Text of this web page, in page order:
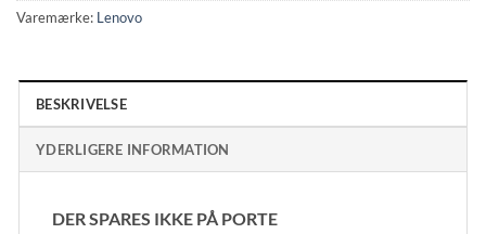
Varemærke: Lenovo
BESKRIVELSE
YDERLIGERE INFORMATION
DER SPARES IKKE PÅ PORTE